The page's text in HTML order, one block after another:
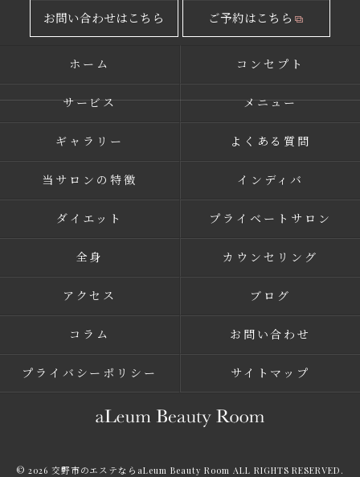
お問い合わせはこちら ご予約はこちら
ホーム コンセプト
サービス メニュー
ギャラリー よくある質問
当サロンの特徴 インディバ
ダイエット プライベートサロン
全身 カウンセリング
アクセス ブログ
コラム お問い合わせ
プライバシーポリシー サイトマップ
© 2026 交野市のエステならaLeum Beauty Room ALL RIGHTS RESERVED.